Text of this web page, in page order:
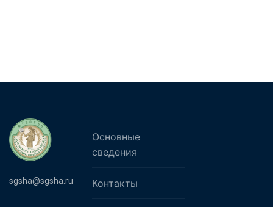
sgsha@sgsha.ru
Основные
сведения
Контакты